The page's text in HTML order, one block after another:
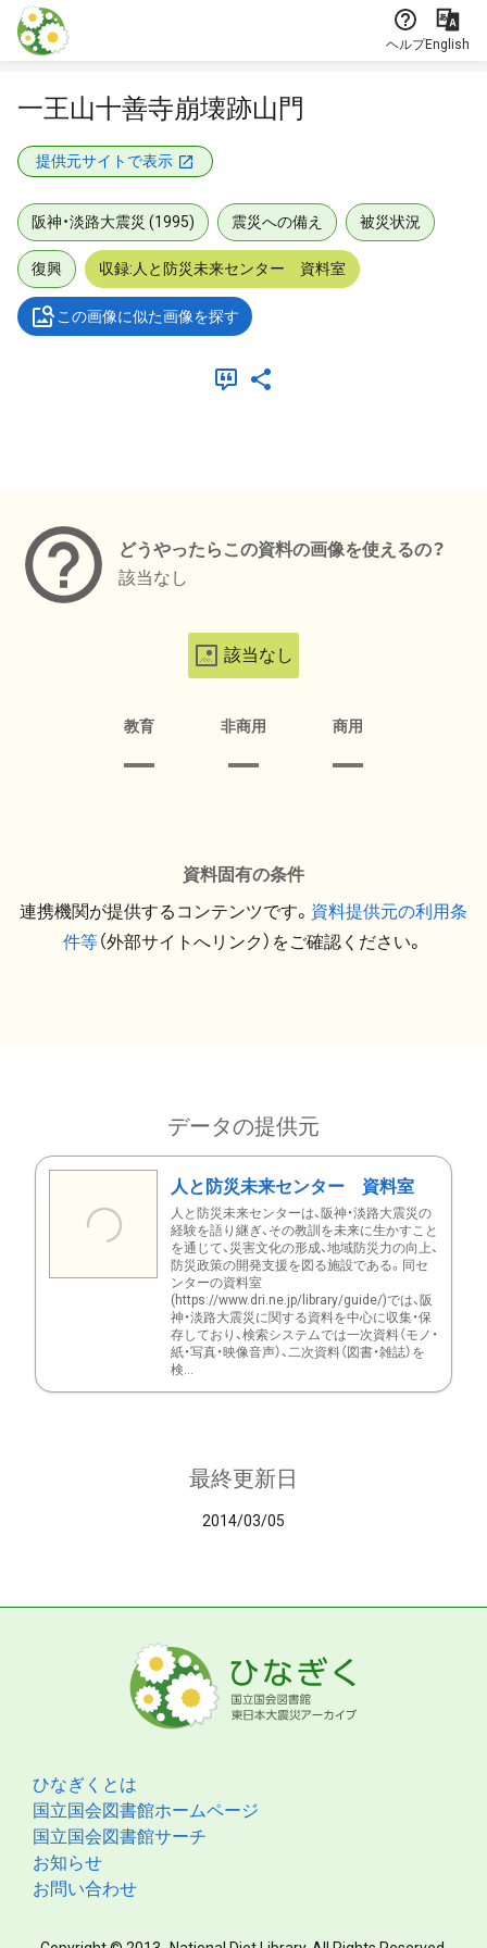
本文に飛ぶ
ヘルプEnglish
一王山十善寺崩壊跡山門
提供元サイトで表示
阪神・淡路大震災 (1995) 震災への備え 被災状況
復興 収録:人と防災未来センター 資料室
この画像に似た画像を探す
どうやったらこの資料の画像を使えるの？
該当なし
該当なし
教育 非商用 商用
資料固有の条件
連携機関が提供するコンテンツです。 資料提供元の利用条
件等（外部サイトへリンク）をご確認ください。
データの提供元
人と防災未来センター 資料室
人と防災未来センターは、阪神・淡路大震災の
経験を語り継ぎ、その教訓を未来に生かすこと
を通じて、災害文化の形成、地域防災力の向上、
防災政策の開発支援を図る施設である。同セ
ンターの資料室
(https://www.dri.ne.jp/library/guide/)では、阪
神・淡路大震災に関する資料を中心に収集・保
存しており、検索システムでは一次資料（モノ・
紙・写真・映像音声）、二次資料（図書・雑誌）を
検...
最終更新日
2014/03/05
ひなぎくとは
国立国会図書館ホームページ
国立国会図書館サーチ
お知らせ
お問い合わせ